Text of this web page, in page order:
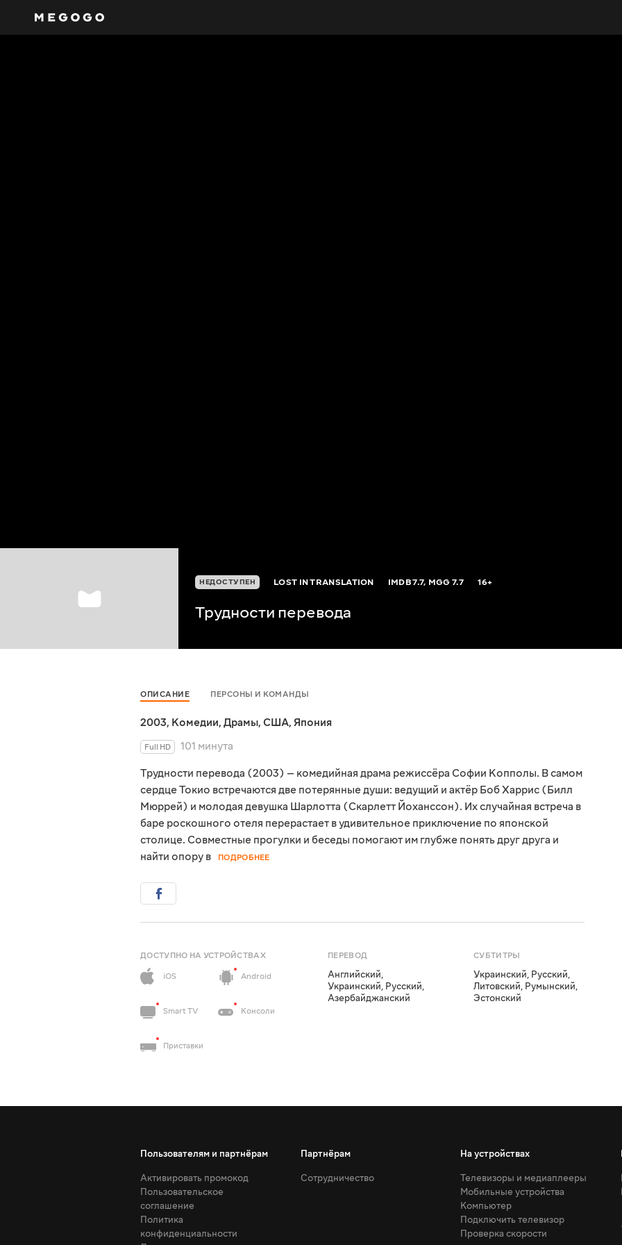
НЕДОСТУПЕН LOST IN TRANSLATION IMDB7.7, MGG7.7 16+
Трудности перевода
ОПИСАНИЕ ПЕРСОНЫ И КОМАНДЫ
2003, Комедии, Драмы, США, Япония
Full HD
101 минута
Трудности перевода (2003) — комедийная драма режиссёра Софии Копполы. В самом
сердце Токио встречаются две потерянные души: ведущий и актёр Боб Харрис (Билл
Мюррей) и молодая девушка Шарлотта (Скарлетт Йоханссон). Их случайная встреча в
баре роскошного отеля перерастает в удивительное приключение по японской
столице. Совместные прогулки и беседы помогают им глубже понять друг друга и
найти опору в
ПОДРОБНЕЕ
ДОСТУПНО НА УСТРОЙСТВАХ
iOS
Android
Smart TV Консоли
Приставки
ПЕРЕВОД
Английский,
Украинский, Русский,
Азербайджанский
СУБТИТРЫ
Украинский, Русский,
Литовский, Румынский,
Эстонский
Пользователям и партнёрам
Активировать промокод
Пользовательское
соглашение
Политика
конфиденциальности
Партнёрам
Сотрудничество
На устройствах
Телевизоры и медиаплееры
Мобильные устройства
Компьютер
Подключить телевизор
Проверка скорости